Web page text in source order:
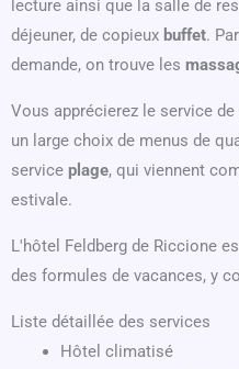
lecture ainsi que la salle de
déjeuner, de copieux buffet.
demande, on trouve les
Vous apprécierez le service
un large choix de menus de
service plage, qui viennent
estivale.
L'hôtel Feldberg de Riccione
des formules de vacances, y
Liste détaillée des services
Hôtel climatisé